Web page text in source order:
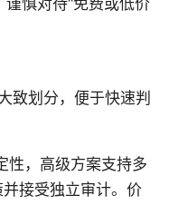
慎对待“免费或低价
致划分，便于快速判
性，高级方案支持多
接受独立审计。价